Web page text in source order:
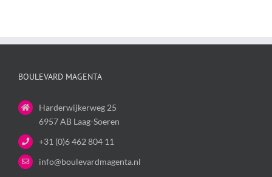
BOULEVARD MAGENTA
Harderwijkerweg 25
6957 AB Laag-Soeren
+31 (0)6 462 804 11
info@boulevardmagenta.nl